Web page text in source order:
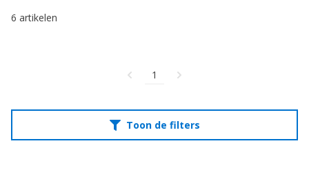
6 artikelen
1
Toon de filters